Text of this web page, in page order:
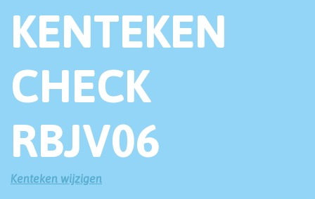
KENTEKEN
CHECK
RBJV06
Kenteken wijzigen